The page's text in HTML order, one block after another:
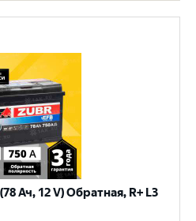
Ач, 12 V) Обратная, R+ L3